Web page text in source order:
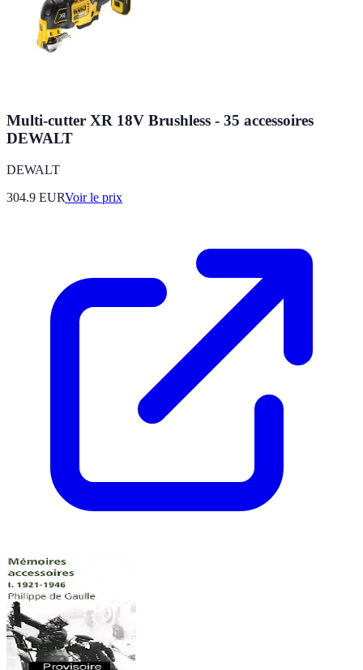
Multi-cutter XR 18V Brushless - 35 accessoires
DEWALT
DEWALT
304.9 EURVoir le prix